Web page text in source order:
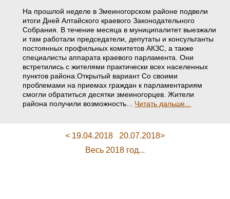
На прошлой неделе в Змеиногорском районе подвели
итоги Дней Алтайского краевого Законодательного
Собрания. В течение месяца в муниципалитет выезжали
и там работали председатели, депутаты и консультанты
постоянных профильных комитетов АКЗС, а также
специалисты аппарата краевого парламента. Они
встретились с жителями практически всех населенных
пунктов района.Открытый вариант Со своими
проблемами на приемах граждан к парламентариям
смогли обратиться десятки змеиногорцев. Жители
района получили возможность... Читать дальше...
< 19.04.2018
20.07.2018>
Весь 2018 год...